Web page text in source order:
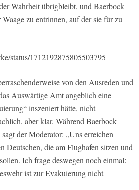
Wahrheit übrigbleibt, und Baerbock
zu entrinnen, auf der sie für zu
status/1712192875805503795
von den Ausreden und
Auswärtige Amt angeblich eine
inszeniert hätte, nicht
aber klar. Während Baerbock
der Moderator: „Uns erreichen
Deutschen, die am Flughafen sitzen und
Ich frage deswegen noch einmal:
ist zur Evakuierung nicht